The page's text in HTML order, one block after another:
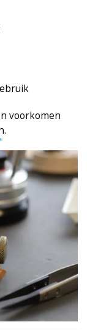
voorkomen